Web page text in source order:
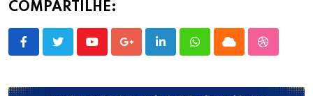
COMPARTILHE:
YoutubeGoogle+LinkedInWhatsappCloud